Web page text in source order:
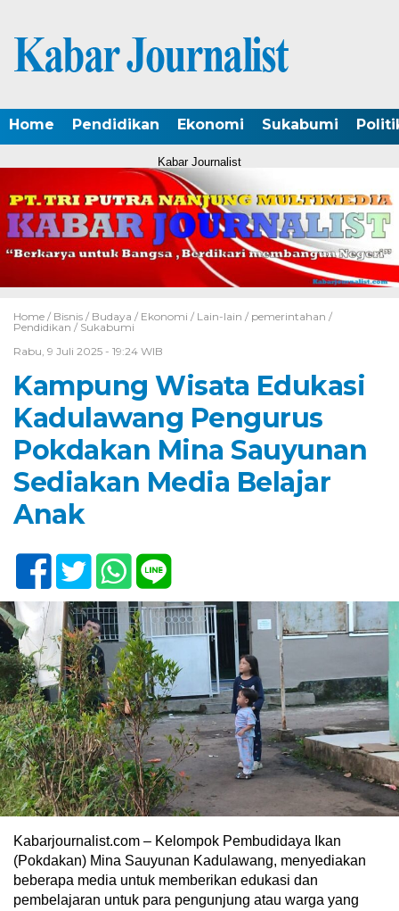
Home Pendidikan Ekonomi Sukabumi
Kabar Journalist
Home / Bisnis / Budaya / Ekonomi / Lain-lain / pemerintahan /
Pendidikan / Sukabumi
Rabu, 9 Juli 2025 - 19:24 WIB
Kampung Wisata Edukasi
Kadulawang Pengurus
Pokdakan Mina Sauyunan
Sediakan Media Belajar
Anak
Kabarjournalist.com – Kelompok Pembudidaya Ikan
(Pokdakan) Mina Sauyunan Kadulawang, menyediakan
beberapa media untuk memberikan edukasi dan
pembelajaran untuk para pengunjung atau warga yang